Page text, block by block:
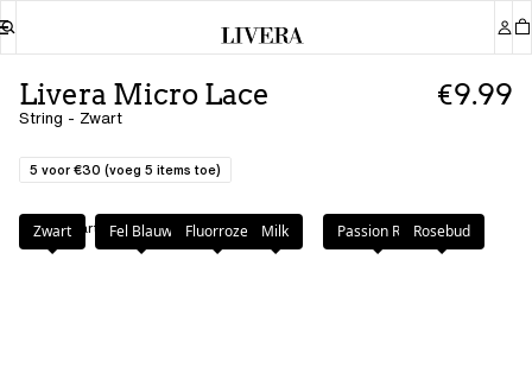
Livera Micro Lace
String - Zwart
€9.99
5 voor €30 (voeg 5 items toe)
Kleur: Zwart
Zwart Fel Blauw Fluorroze Milk Passion RedRosebud